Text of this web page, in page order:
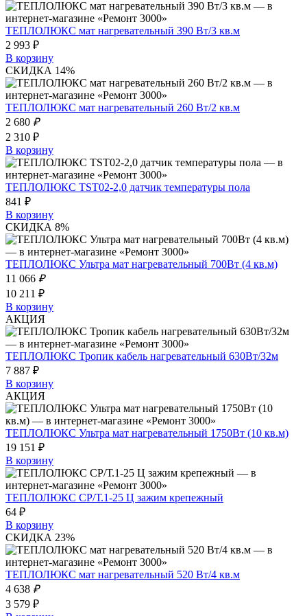
ТЕПЛОЛЮКС мат нагревательный 390 Вт/3 кв.м
2 993 ₽
В корзину
СКИДКА 14%
ТЕПЛОЛЮКС мат нагревательный 260 Вт/2 кв.м
2 680 ₽
2 310 ₽
В корзину
ТЕПЛОЛЮКС TST02-2,0 датчик температуры пола
841 ₽
В корзину
СКИДКА 8%
ТЕПЛОЛЮКС Ультра мат нагревательный 700Вт (4 кв.м)
11 066 ₽
10 211 ₽
В корзину
АКЦИЯ
ТЕПЛОЛЮКС Тропик кабель нагревательный 630Вт/32м
7 887 ₽
В корзину
АКЦИЯ
ТЕПЛОЛЮКС Ультра мат нагревательный 1750Вт (10 кв.м)
19 151 ₽
В корзину
ТЕПЛОЛЮКС СР/Т.1-25 Ц зажим крепежный
64 ₽
В корзину
СКИДКА 23%
ТЕПЛОЛЮКС мат нагревательный 520 Вт/4 кв.м
4 638 ₽
3 579 ₽